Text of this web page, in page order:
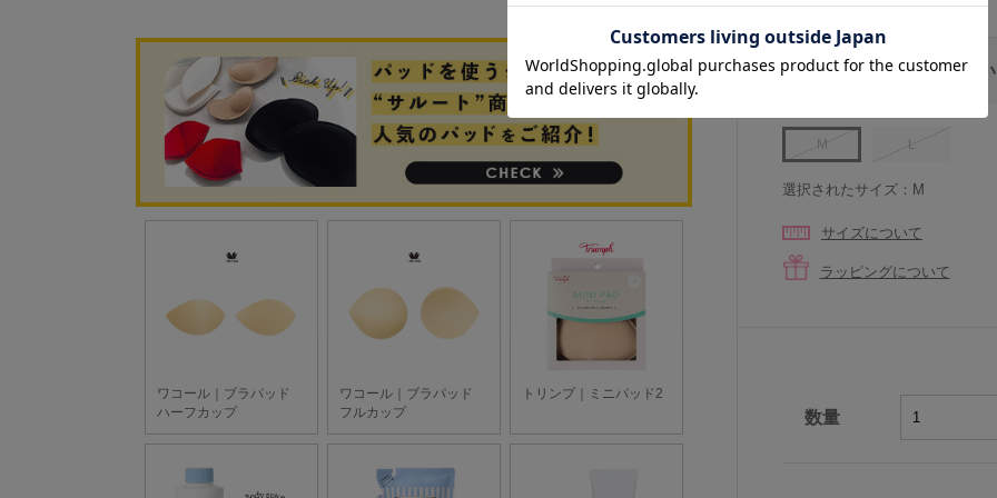
サイズを選択してください
M L
選択されたサイズ：M
サイズについて
ラッピングについて
数量